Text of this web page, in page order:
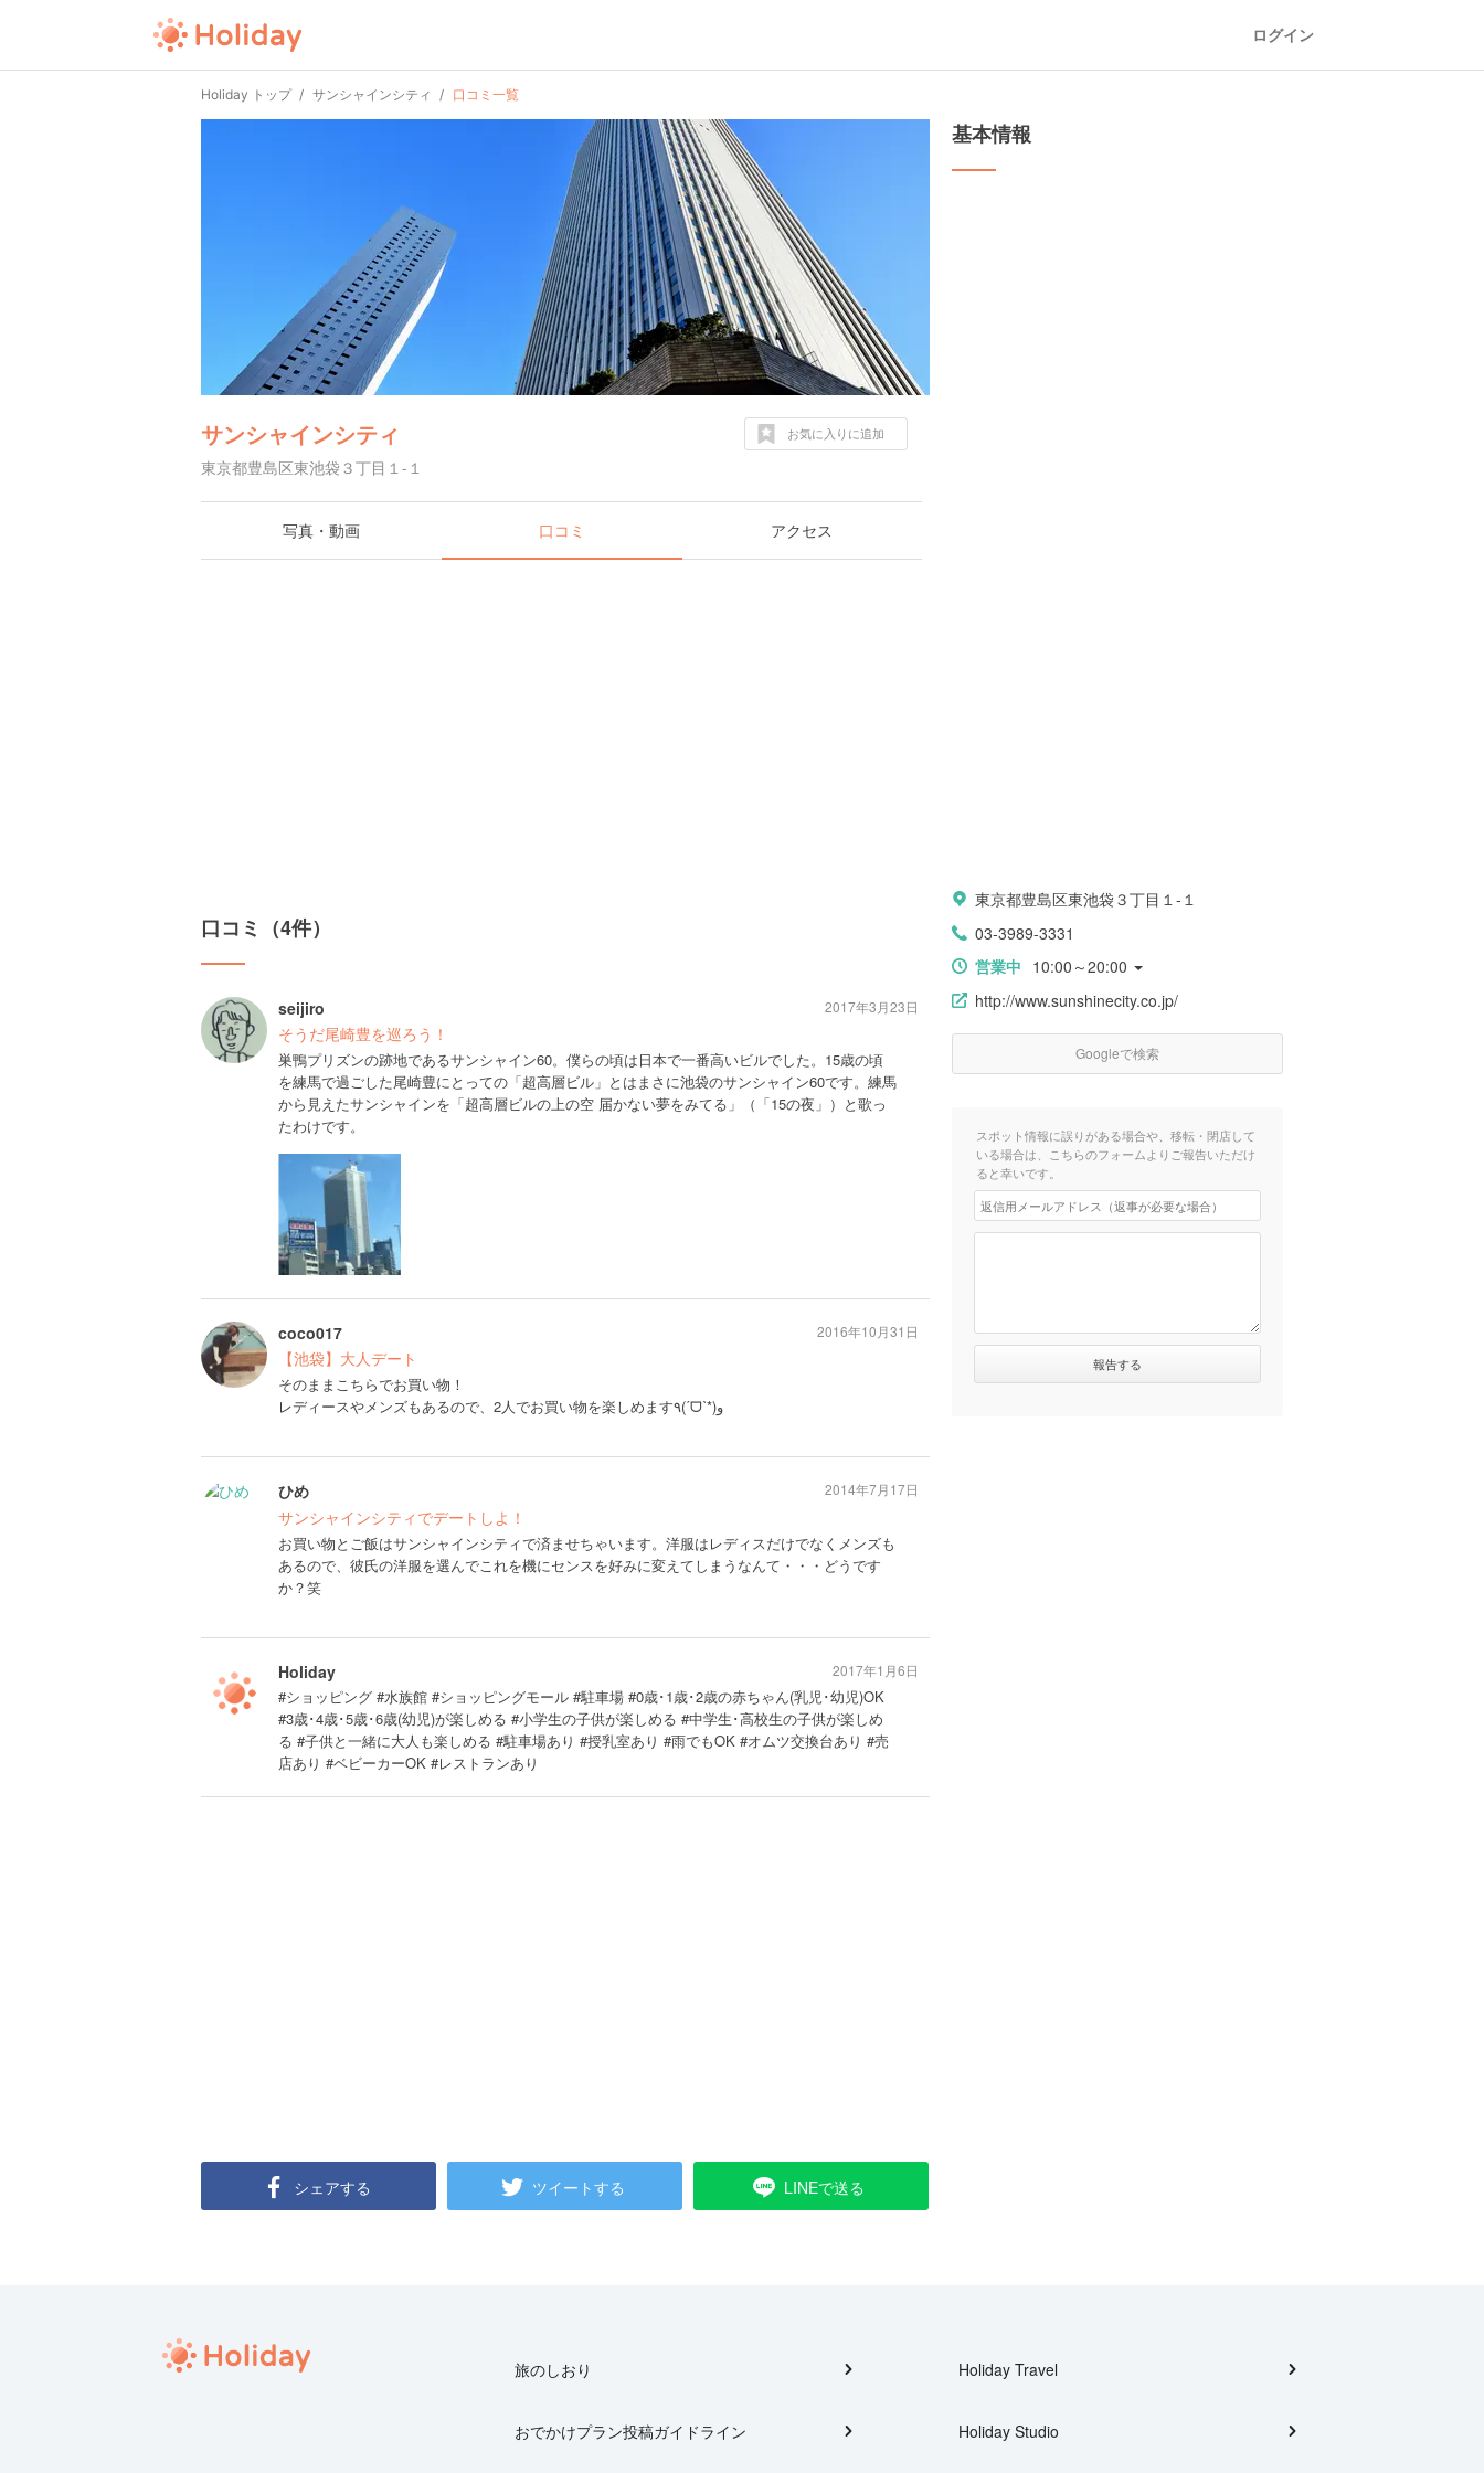
ログイン
Holiday トップ サンシャインシティ 口コミ一覧
サンシャインシティ
東京都豊島区東池袋３丁目１-１
お気に入りに追加
写真・動画 口コミ アクセス
口コミ（4件）
seijiro
そうだ尾崎豊を巡ろう！
巣鴨プリズンの跡地であるサンシャイン60。僕らの頃は日本で一番高いビルでした。15歳の頃
を練馬で過ごした尾崎豊にとっての「超高層ビル」とはまさに池袋のサンシャイン60です。練馬
から見えたサンシャインを「超高層ビルの上の空 届かない夢をみてる」（「15の夜」）と歌っ
たわけです。
2017年3月23日
coco017
【池袋】大人デート
そのままこちらでお買い物！
レディースやメンズもあるので、2人でお買い物を楽しめます٩(ˊᗜˋ*)و
2016年10月31日
ひめ
サンシャインシティでデートしよ！
お買い物とご飯はサンシャインシティで済ませちゃいます。洋服はレディスだけでなくメンズも
あるので、彼氏の洋服を選んでこれを機にセンスを好みに変えてしまうなんて・・・どうです
か？笑
2014年7月17日
Holiday
#ショッピング #水族館 #ショッピングモール #駐車場 #0歳･1歳･2歳の赤ちゃん(乳児･幼児)OK
#3歳･4歳･5歳･6歳(幼児)が楽しめる #小学生の子供が楽しめる #中学生･高校生の子供が楽しめ
る #子供と一緒に大人も楽しめる #駐車場あり #授乳室あり #雨でもOK #オムツ交換台あり #売
店あり #ベビーカーOK #レストランあり
2017年1月6日
シェアする ツイートする LINEで送る
基本情報
東京都豊島区東池袋３丁目１-１
03-3989-3331
営業中 10:00～20:00
http://www.sunshinecity.co.jp/
Googleで検索
スポット情報に誤りがある場合や、移転・閉店して
いる場合は、こちらのフォームよりご報告いただけ
ると幸いです。
旅のしおり
おでかけプラン投稿ガイドライン
Holiday Travel
Holiday Studio